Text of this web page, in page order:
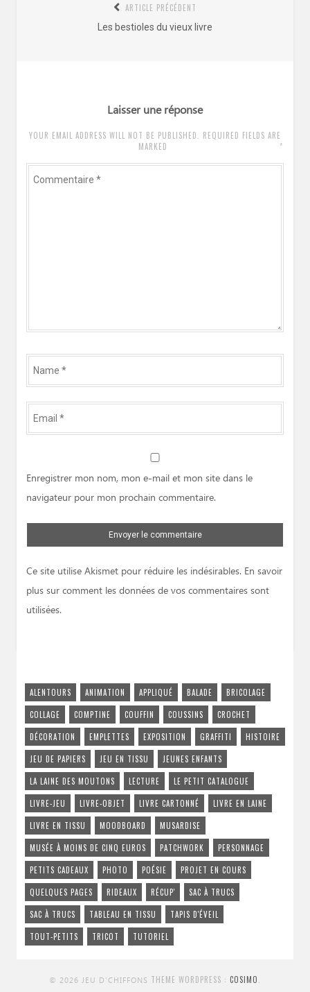
ARTICLE PRÉCÉDENT
Article
Les bestioles du vieux livre
Laisser une réponse
YOUR EMAIL ADDRESS WILL NOT BE PUBLISHED. REQUIRED FIELDS ARE
MARKED
*
Commentaire
Name
*
Email
*
Enregistrer mon nom, mon e-mail et mon site dans le
navigateur pour mon prochain commentaire.
Ce site utilise Akismet pour réduire les indésirables. En savoir
plus sur comment les données de vos commentaires sont
utilisées.
ALENTOURS ANIMATION APPLIQUÉ BALADE
BRICOLAGE
COLLAGE
COMPTINE COUFFIN COUSSINS
CROCHET
DÉCORATION
EMPLETTES EXPOSITION GRAFFITI
HISTOIRE
JEU DE PAPIERS
JEU EN TISSU
JEUNES ENFANTS
LA LAINE DES MOUTONS
LECTURE
LE PETIT CATALOGUE
LIVRE-JEU
LIVRE-OBJET LIVRE CARTONNÉ
LIVRE EN LAINE
LIVRE EN TISSU
MOODBOARD
MUSARDISE
MUSÉE À MOINS DE CINQ EUROS
PATCHWORK
PERSONNAGE
PETITS CADEAUX
PHOTO POÉSIE
PROJET EN COURS
QUELQUES PAGES
RIDEAUX RÉCUP'
SAC À TRUCS
SAC À TRUCS
TABLEAU EN TISSU
TAPIS D'ÉVEIL
TOUT-PETITS
TRICOT TUTORIEL
© 2026 JEU D'CHIFFONS THEME WORDPRESS : COSIMO